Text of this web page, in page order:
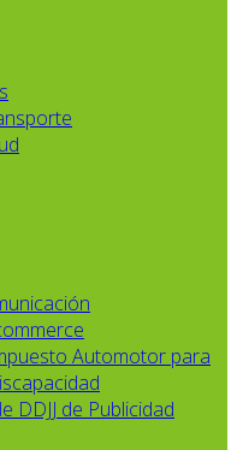
Automotor para
DDJJ de Publicidad